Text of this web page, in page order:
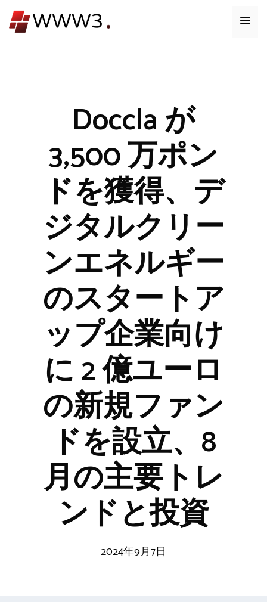
ン
メ
Doccla が
3,500 万ポン
ドを獲得、デ
ジタルクリー
ンエネルギー
のスタートア
ップ企業向け
に 2 億ユーロ
の新規ファン
ドを設立、8
月の主要トレ
ンドと投資
2024年9月7日